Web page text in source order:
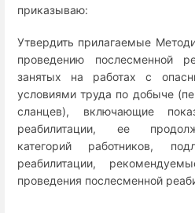
приказываю:
Утвердить прилагаемые
проведению послесменной
занятых на работах с
условиями труда по добыче
сланцев), включающие
реабилитации, ее
категорий работников,
реабилитации,
проведения послесменной